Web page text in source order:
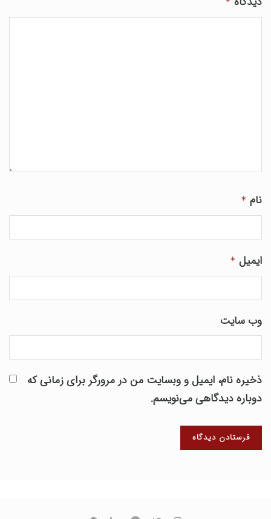
نام *
ایمیل *
وب‌ سایت
ذخیره نام، ایمیل و وبسایت من در مرورگر برای زمانی که
دوباره دیدگاهی می‌نویسم.